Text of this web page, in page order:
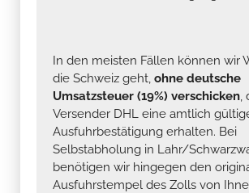
In den meisten Fällen können wir
die Schweiz geht, ohne deutsche
Umsatzsteuer (19%) verschicken,
Versender DHL eine amtlich
Ausfuhrbestätigung erhalten. Bei
Selbstabholung in Lahr/
benötigen wir hingegen den
Ausfuhrstempel des Zolls von